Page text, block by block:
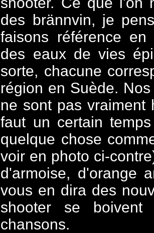
des brännvin, je
faisons référence
des eaux de vies
sorte, chacune
région en Suède.
ne sont pas vraiment
faut un certain
quelque chose
voir en photo ci-
d'armoise, d'orange
vous en dira des
shooter se
chansons.